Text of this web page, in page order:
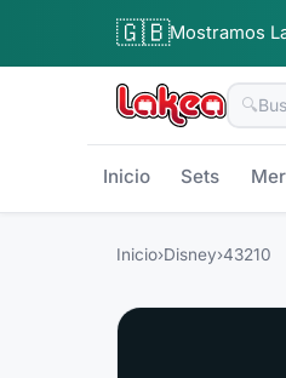
🇬🇧Mostramos
🔍
Inicio Sets
Inicio›Disney›43210